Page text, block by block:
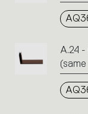
icons
to
A.24